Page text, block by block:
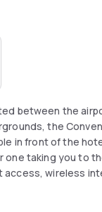
the city centre, next to the
the
taking you to the city
in only 15 minutes. The air-
wireless
an ergonomic